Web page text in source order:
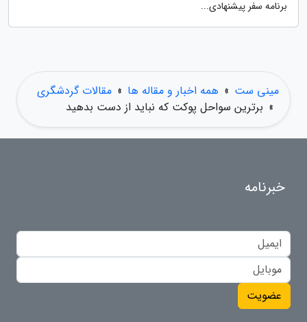
برنامه سفر پیشنهادی...
مینی ست » همه اخبار و مقاله ها » مقالات گردشگری
» برترین سواحل پوکت که نباید از دست بدهید
خبرنامه
عضویت